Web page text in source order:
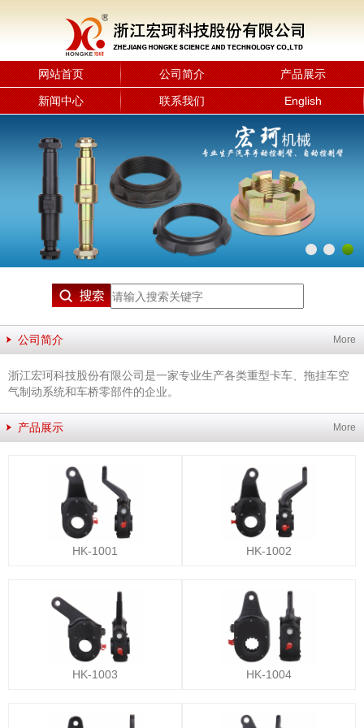
网站首页 公司简介 产品展示
新闻中心 联系我们 English
More
公司简介
浙江宏珂科技股份有限公司是一家专业生产各类重型卡车、拖挂车空
气制动系统和车桥零部件的企业。
More
产品展示
HK-1001 HK-1002
HK-1003 HK-1004